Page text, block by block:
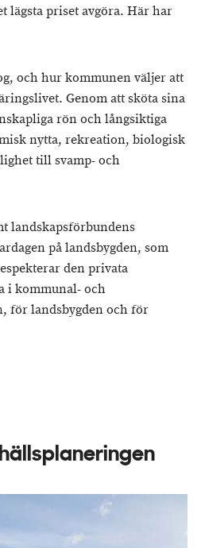
lägsta priset avgöra. Här har
och hur kommunen väljer att
Genom att sköta sina
rön och långsiktiga
nytta, rekreation, biologisk
till svamp- och
landskapsförbundens
på landsbygden, som
den privata
i kommunal- och
för landsbygden och för